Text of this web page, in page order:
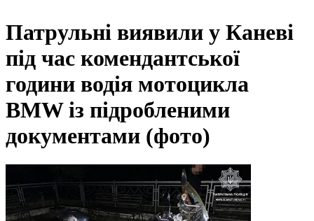
Патрульні виявили у Каневі
під час комендантської
години водія мотоцикла
BMW із підробленими
документами (фото)